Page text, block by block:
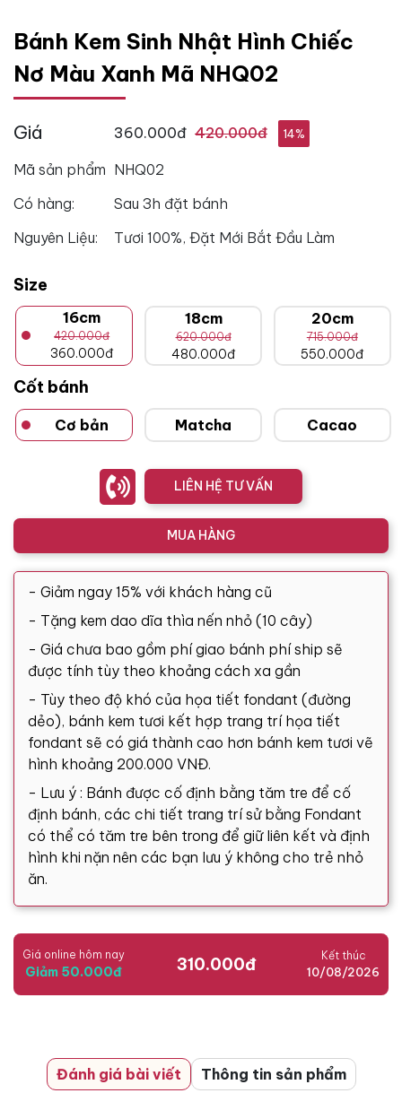
Bánh Kem Sinh Nhật Hình Chiếc
Nơ Màu Xanh Mã NHQ02
Giá 360.000đ 420.000đ 14%
Mã sản phẩm NHQ02
Có hàng:
Sau 3h đặt bánh
Nguyên Liệu:
Tươi 100%, Đặt Mới Bắt Đầu Làm
Size
16cm
420.000đ
360.000đ
18cm
620.000đ
480.000đ
20cm
715.000đ
550.000đ
Cốt bánh
Cơ bản Matcha Cacao
LIÊN HỆ TƯ VẤN
MUA HÀNG
- Giảm ngay 15% với khách hàng cũ
- Tặng kem dao dĩa thìa nến nhỏ (10 cây)
- Giá chưa bao gồm phí giao bánh phí ship sẽ
được tính tùy theo khoảng cách xa gần
- Tùy theo độ khó của họa tiết fondant (đường
dẻo), bánh kem tươi kết hợp trang trí họa tiết
fondant sẽ có giá thành cao hơn bánh kem tươi vẽ
hình khoảng 200.000 VNĐ.
- Lưu ý : Bánh được cố định bằng tăm tre để cố
định bánh, các chi tiết trang trí sử bằng Fondant
có thể có tăm tre bên trong để giữ liên kết và định
hình khi nặn nên các bạn lưu ý không cho trẻ nhỏ
ăn.
Giá online hôm nay
Giảm 50.000đ 310.000đ Kết thúc
10/08/2026
Đánh giá bài viết Thông tin sản phẩm